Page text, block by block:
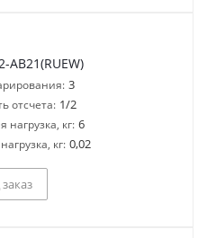
AB21(RUEW)
3
отсчета: 1/2
нагрузка, кг: 6
кг: 0,02